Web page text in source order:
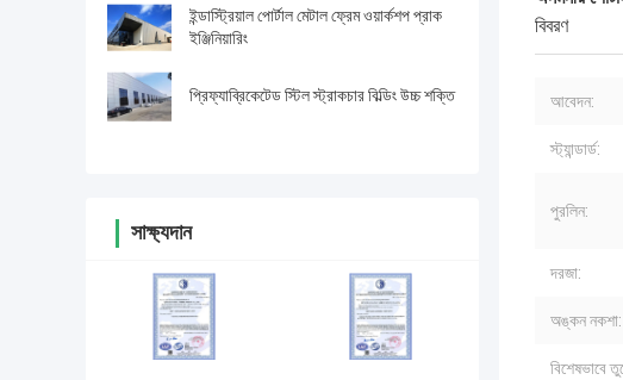
ইন্ডাস্ট্রিয়াল পোর্টাল মেটাল ফ্রেম ওয়ার্কশপ প্রাক
ইঞ্জিনিয়ারিং
প্রিফ্যাব্রিকেটেড স্টিল স্ট্রাকচার বিল্ডিং উচ্চ শক্তি
সাক্ষ্যদান
বিবরণ
আবেদন:
স্ট্যান্ডার্ড:
পুরলিন:
দরজা:
অঙ্কন নকশা:
বিশেষভাবে